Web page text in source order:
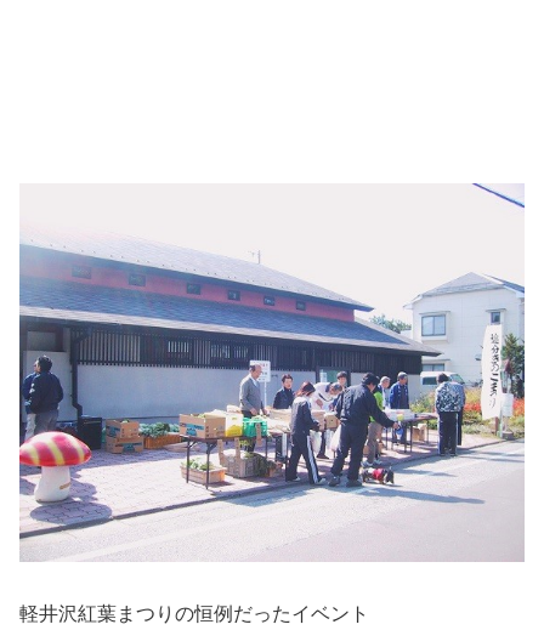
軽井沢紅葉まつりの恒例だったイベント